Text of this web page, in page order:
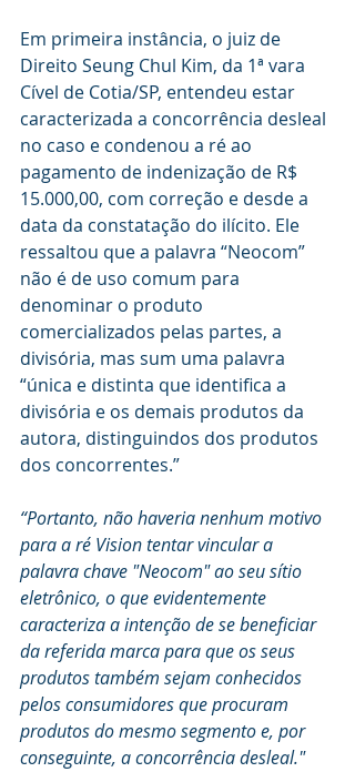
Em primeira instância, o juiz de
Direito Seung Chul Kim, da 1ª vara
Cível de Cotia/SP, entendeu estar
caracterizada a concorrência desleal
no caso e condenou a ré ao
pagamento de indenização de R$
15.000,00, com correção e desde a
data da constatação do ilícito. Ele
ressaltou que a palavra “Neocom”
não é de uso comum para
denominar o produto
comercializados pelas partes, a
divisória, mas sum uma palavra
“única e distinta que identifica a
divisória e os demais produtos da
autora, distinguindos dos produtos
dos concorrentes.”
“Portanto, não haveria nenhum motivo
para a ré Vision tentar vincular a
palavra chave "Neocom" ao seu sítio
eletrônico, o que evidentemente
caracteriza a intenção de se beneficiar
da referida marca para que os seus
produtos também sejam conhecidos
pelos consumidores que procuram
produtos do mesmo segmento e, por
conseguinte, a concorrência desleal."